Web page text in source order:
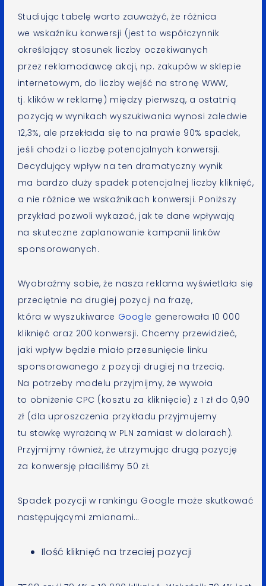
Studiując tabelę warto zauważyć, że różnica
we wskaźniku konwersji (jest to współczynnik
określający stosunek liczby oczekiwanych
przez reklamodawcę akcji, np. zakupów w sklepie
internetowym, do liczby wejść na stronę WWW,
tj. klików w reklamę) między pierwszą, a ostatnią
pozycją w wynikach wyszukiwania wynosi zaledwie
12,3%, ale przekłada się to na prawie 90% spadek,
jeśli chodzi o liczbę potencjalnych konwersji.
Decydujący wpływ na ten dramatyczny wynik
ma bardzo duży spadek potencjalnej liczby kliknięć,
a nie różnice we wskaźnikach konwersji. Poniższy
przykład pozwoli wykazać, jak te dane wpływają
na skuteczne zaplanowanie kampanii linków
sponsorowanych.
Wyobraźmy sobie, że nasza reklama wyświetlała się
przeciętnie na drugiej pozycji na frazę,
która w wyszukiwarce Google generowała 10 000
kliknięć oraz 200 konwersji. Chcemy przewidzieć,
jaki wpływ będzie miało przesunięcie linku
sponsorowanego z pozycji drugiej na trzecią.
Na potrzeby modelu przyjmijmy, że wywoła
to obniżenie CPC (kosztu za kliknięcie) z 1 zł do 0,90
zł (dla uproszczenia przykładu przyjmujemy
tu stawkę wyrażaną w PLN zamiast w dolarach).
Przyjmijmy również, że utrzymując drugą pozycję
za konwersję płaciliśmy 50 zł.
Spadek pozycji w rankingu Google może skutkować
następującymi zmianami…
Ilość kliknięć na trzeciej pozycji